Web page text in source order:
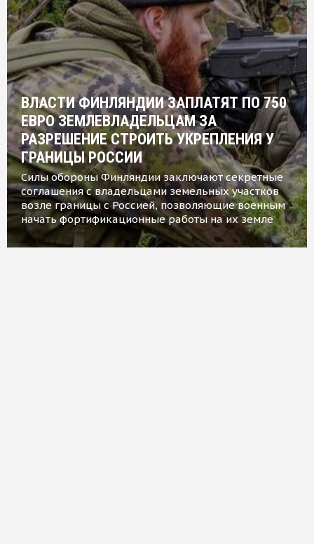
ВЛАСТИ ФИНЛЯНДИИ ЗАПЛАТЯТ ПО 750
ЕВРО ЗЕМЛЕВЛАДЕЛЬЦАМ ЗА
РАЗРЕШЕНИЕ СТРОИТЬ УКРЕПЛЕНИЯ У
ГРАНИЦЫ РОССИИ
Силы обороны Финляндии заключают секретные
соглашения с владельцами земельных участков
возле границы с Россией, позволяющие военным
начать фортификационные работы на их земле